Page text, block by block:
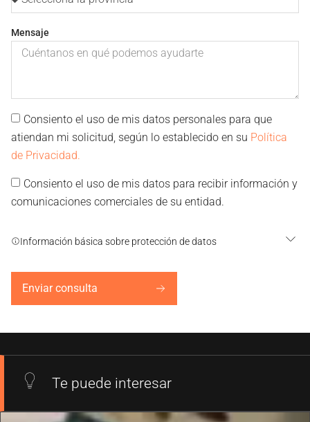
Mensaje
Consiento el uso de mis datos personales para que
atiendan mi solicitud, según lo establecido en su Política
de Privacidad.
Consiento el uso de mis datos para recibir información y
comunicaciones comerciales de su entidad.
Información básica sobre protección de datos
Enviar consulta
Te puede interesar